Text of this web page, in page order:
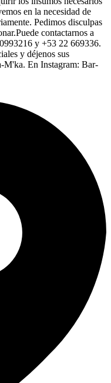
en la necesidad de
Pedimos disculpas
contactarnos a
y +53 22 669336.
y déjenos sus
M'ka. En Instagram: Bar-